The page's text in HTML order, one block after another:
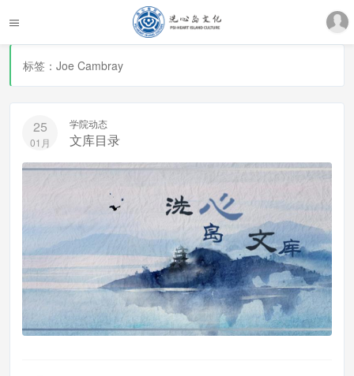
标签：Joe Cambray
25
01月
学院动态
文库目录